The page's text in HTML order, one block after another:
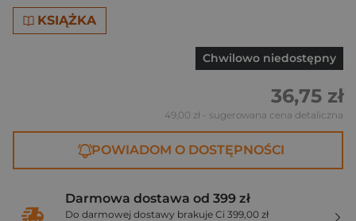
KSIĄŻKA
Chwilowo niedostępny
36,75 zł
49,00 zł - sugerowana cena detaliczna
POWIADOM O DOSTĘPNOŚCI
Darmowa dostawa od 399 zł
Do darmowej dostawy brakuje Ci 399,00 zł